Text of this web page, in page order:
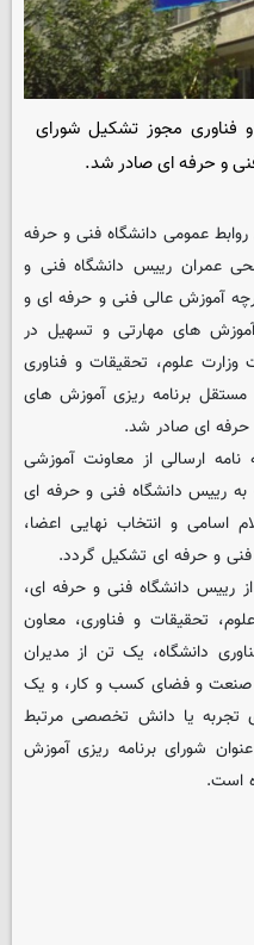
فناوری مجوز تشکیل شورای
و حرفه ای صادر شد.
روابط عمومی دانشگاه فنی و حرفه
عمران رییس دانشگاه فنی و
آموزش عالی فنی و حرفه ای و
های مهارتی و تسهیل در
وزارت علوم، تحقیقات و فناوری
برنامه ریزی آموزش های
حرفه ای صادر شد.
ارسالی از معاونت آموزشی
رییس دانشگاه فنی و حرفه ای
تا مورخ27/12/96 با اعلام اسامی و انتخاب نهایی اعضا،
فنی و حرفه ای تشکیل گردد.
رییس دانشگاه فنی و حرفه ای،
تحقیقات و فناوری، معاون
دانشگاه، یک تن از مدیران
صنعت و فضای کسب و کار، و یک
تجربه یا دانش تخصصی مرتبط
شورای برنامه ریزی آموزش
است.